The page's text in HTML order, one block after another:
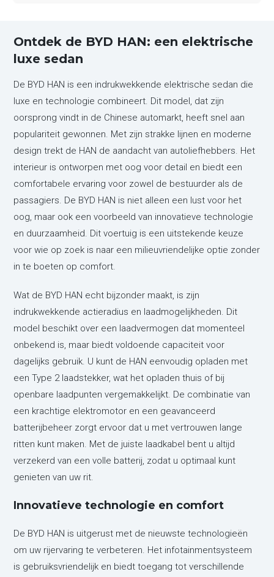
Ontdek de BYD HAN: een elektrische
luxe sedan
De BYD HAN is een indrukwekkende elektrische sedan die
luxe en technologie combineert. Dit model, dat zijn
oorsprong vindt in de Chinese automarkt, heeft snel aan
populariteit gewonnen. Met zijn strakke lijnen en moderne
design trekt de HAN de aandacht van autoliefhebbers. Het
interieur is ontworpen met oog voor detail en biedt een
comfortabele ervaring voor zowel de bestuurder als de
passagiers. De BYD HAN is niet alleen een lust voor het
oog, maar ook een voorbeeld van innovatieve technologie
en duurzaamheid. Dit voertuig is een uitstekende keuze
voor wie op zoek is naar een milieuvriendelijke optie zonder
in te boeten op comfort.
Wat de BYD HAN echt bijzonder maakt, is zijn
indrukwekkende actieradius en laadmogelijkheden. Dit
model beschikt over een laadvermogen dat momenteel
onbekend is, maar biedt voldoende capaciteit voor
dagelijks gebruik. U kunt de HAN eenvoudig opladen met
een Type 2 laadstekker, wat het opladen thuis of bij
openbare laadpunten vergemakkelijkt. De combinatie van
een krachtige elektromotor en een geavanceerd
batterijbeheer zorgt ervoor dat u met vertrouwen lange
ritten kunt maken. Met de juiste laadkabel bent u altijd
verzekerd van een volle batterij, zodat u optimaal kunt
genieten van uw rit.
Innovatieve technologie en comfort
De BYD HAN is uitgerust met de nieuwste technologieën
om uw rijervaring te verbeteren. Het infotainmentsysteem
is gebruiksvriendelijk en biedt toegang tot verschillende